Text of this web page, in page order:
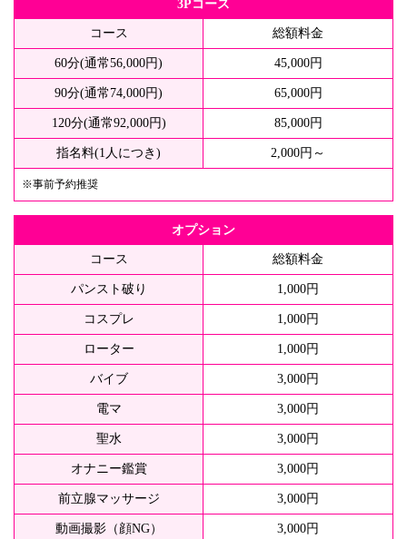
3Pコース
コース 総額料金
60分(通常56,000円) 45,000円
90分(通常74,000円) 65,000円
120分(通常92,000円) 85,000円
指名料(1人につき) 2,000円～
※事前予約推奨
オプション
コース 総額料金
パンスト破り 1,000円
コスプレ 1,000円
ローター 1,000円
バイブ 3,000円
電マ 3,000円
聖水 3,000円
オナニー鑑賞 3,000円
前立腺マッサージ 3,000円
動画撮影（顔NG） 3,000円